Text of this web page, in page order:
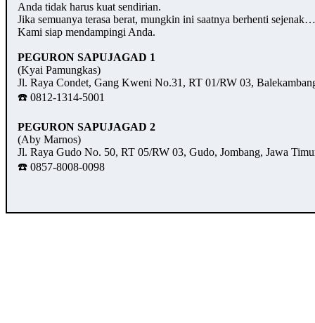
Anda tidak harus kuat sendirian.
Jika semuanya terasa berat, mungkin ini saatnya berhenti
Kami siap mendampingi Anda.
PEGURON SAPUJAGAD 1
(Kyai Pamungkas)
Jl. Raya Condet, Gang Kweni No.31, RT 01/RW 03,
☎️ 0812-1314-5001
PEGURON SAPUJAGAD 2
(Aby Marnos)
Jl. Raya Gudo No. 50, RT 05/RW 03, Gudo, Jombang, Jawa
☎️ 0857-8008-0098